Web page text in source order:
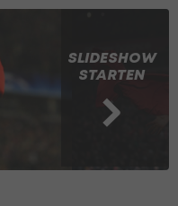
SLIDESHOW
STARTEN